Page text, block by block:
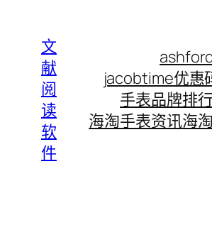
content
文
献
阅
读
软
件
jacobtime优惠
手表品牌排
海淘手表资讯海